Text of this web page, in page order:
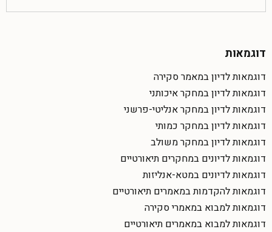
דוגמאות
דוגמאות לדיון במאמר סקירה
דוגמאות לדיון במחקר איכותני
דוגמאות לדיון במחקר אנליטי-פרשני
דוגמאות לדיון במחקר כמותי
דוגמאות לדיון במחקר משולב
דוגמאות לדיונים במחקרים תיאורטיים
דוגמאות לדיונים במטא-אנליזות
דוגמאות להקדמות במאמרים תיאורטיים
דוגמאות למבוא במאמרי סקירה
דוגמאות למבוא במאמרים תיאורטיים